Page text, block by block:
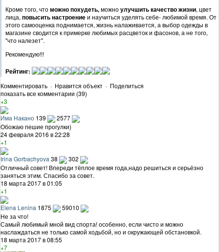
Кроме того, чтоможно похудеть,можноулучшить качество жизни, цвет
лица, повысить настроениеи научиться уделять себе- любимой время. От
этого самооценка поднимается, жизнь налаживается, а выбор одежды в
магазине сводится к примерке любимых расцветок и фасонов, а не того,
"что налезет".
Рекомендую!!!
Рейтинг:
Комментировать · Нравится объект · Поделиться
показать все комментарии (39)
+3
Има Накано 139
2577
Обожаю пешие прогулки)
24 февраля 2016 в 22:28
+1
Irina Gorbachyova 38
302
Отличный совет! Впереди тёплое время года,надо решиться и серьёзно
заняться этим. Спасибо за совет.
18 марта 2017 в 01:05
+1
Elena Lenina 1875
59010
Не за что!
Самый любимый мной вид спорта! особенно, если чисто и можно
наслаждаться не только самой ходьбой, но и окружающей обстановкой.
18 марта 2017 в 08:55
+7